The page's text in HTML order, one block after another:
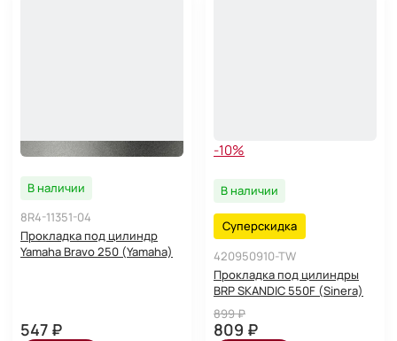
В наличии
8R4-11351-04
Прокладка под цилиндр
Yamaha Bravo 250 (Yamaha)
547 ₽
-10%
В наличии
Суперскидка
420950910-TW
Прокладка под цилиндры
BRP SKANDIC 550F (Sinera)
899 ₽
809 ₽